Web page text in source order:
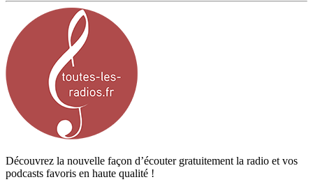
Découvrez la nouvelle façon d’écouter gratuitement la radio et vos
podcasts favoris en haute qualité !